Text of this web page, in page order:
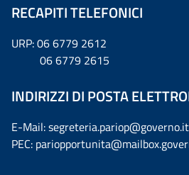
RECAPITI TELEFONICI
URP: 06 6779 2612
06 6779 2615
INDIRIZZI DI POSTA
E-Mail: segreteria.pariop@governo.it
PEC: